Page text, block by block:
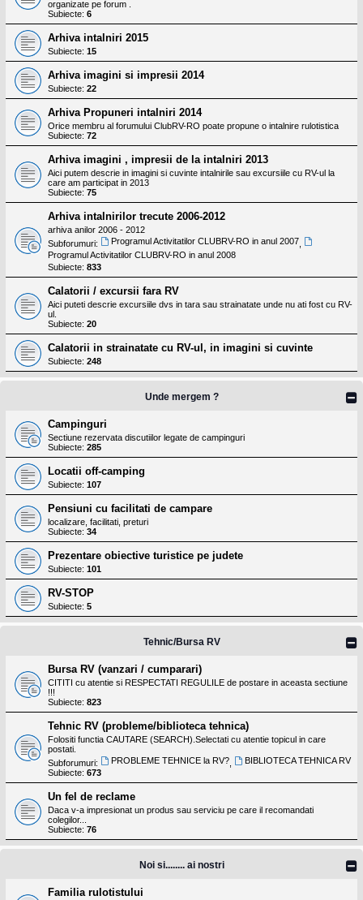
organizate pe forum .
Subiecte: 6
Arhiva intalniri 2015
Subiecte: 15
Arhiva imagini si impresii 2014
Subiecte: 22
Arhiva Propuneri intalniri 2014
Orice membru al forumului ClubRV-RO poate propune o intalnire rulotistica
Subiecte: 72
Arhiva imagini , impresii de la intalniri 2013
Aici putem descrie in imagini si cuvinte intalnirile sau excursiile cu RV-ul la
care am participat in 2013
Subiecte: 75
Arhiva intalnirilor trecute 2006-2012
arhiva anilor 2006 - 2012
Subforumuri:
Programul Activitatilor CLUBRV-RO in anul 2007
Programul Activitatilor CLUBRV-RO in anul 2008
Subiecte: 833
Calatorii / excursii fara RV
Aici puteti descrie excursiile dvs in tara sau strainatate unde nu ati fost cu RV-
ul.
Subiecte: 20
Calatorii in strainatate cu RV-ul, in imagini si cuvinte
Subiecte: 248
Unde mergem ?
Campinguri
Sectiune rezervata discutiilor legate de campinguri
Subiecte: 285
Locatii off-camping
Subiecte: 107
Pensiuni cu facilitati de campare
localizare, facilitati, preturi
Subiecte: 34
Prezentare obiective turistice pe judete
Subiecte: 101
RV-STOP
Subiecte: 5
Tehnic/Bursa RV
Bursa RV (vanzari / cumparari)
CITITI cu atentie si RESPECTATI REGULILE de postare in aceasta sectiune
!!!
Subiecte: 823
Tehnic RV (probleme/biblioteca tehnica)
Folositi functia CAUTARE (SEARCH).Selectati cu atentie topicul in care
postati.
Subforumuri:
PROBLEME TEHNICE la RV?,
BIBLIOTECA TEHNICA RV
Subiecte: 673
Un fel de reclame
Daca v-a impresionat un produs sau serviciu pe care il recomandati
colegilor...
Subiecte: 76
Noi si........ ai nostri
Familia rulotistului